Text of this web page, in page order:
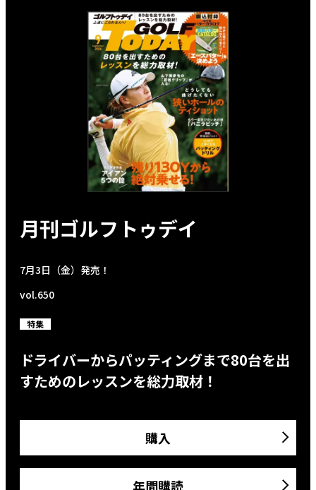
月刊ゴルフトゥデイ
7月3日（金）発売！
vol.650
特集
ドライバーからパッティングまで80台を出
すためのレッスンを総力取材！
購入
年間購読